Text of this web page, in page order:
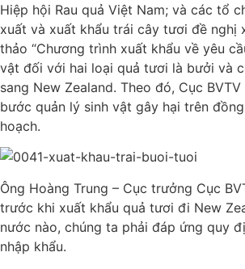
Hiệp hội Rau quả Việt Nam; và các tổ
xuất và xuất khẩu trái cây tươi đề nghị
thảo “Chương trình xuất khẩu về yêu
vật đối với hai loại quả tươi là bưởi và
sang New Zealand. Theo đó, Cục
bước quản lý sinh vật gây hại trên
hoạch.
Ông Hoàng Trung – Cục trưởng Cục
trước khi xuất khẩu quả tươi đi New
nước nào, chúng ta phải đáp ứng quy
nhập khẩu.